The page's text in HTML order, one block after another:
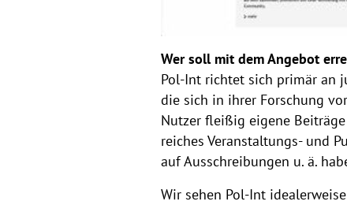
Wer soll mit dem Angebot
Pol-Int richtet sich primär an
die sich in ihrer Forschung
Nutzer fleißig eigene
reiches Veranstaltungs- und
auf Ausschreibungen u. ä.
Wir sehen Pol-Int